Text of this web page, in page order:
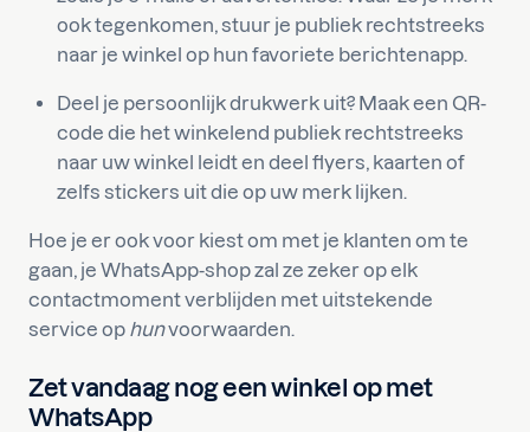
ook tegenkomen, stuur je publiek rechtstreeks
naar je winkel op hun favoriete berichtenapp.
Deel je persoonlijk drukwerk uit? Maak een QR-
code die het winkelend publiek rechtstreeks
naar uw winkel leidt en deel flyers, kaarten of
zelfs stickers uit die op uw merk lijken.
Hoe je er ook voor kiest om met je klanten om te
gaan, je WhatsApp-shop zal ze zeker op elk
contactmoment verblijden met uitstekende
service op hunvoorwaarden.
Zet vandaag nog een winkel op met
WhatsApp